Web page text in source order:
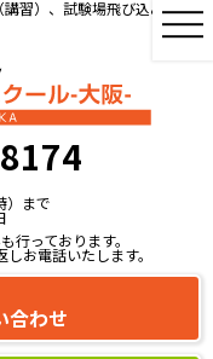
習）、試験場飛び込み教習、
）まで
行っております。
お電話いたします。
合わせ